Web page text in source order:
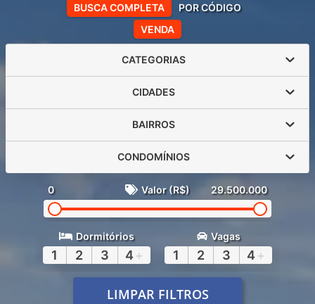
VENDA
BUSCA COMPLETA POR CÓDIGO
CATEGORIAS
CIDADES
BAIRROS
CONDOMÍNIOS
0 Valor (R$) 29.500.000
Dormitórios
1 2 3 4 +
Vagas
1 2 3 4 +
LIMPAR FILTROS